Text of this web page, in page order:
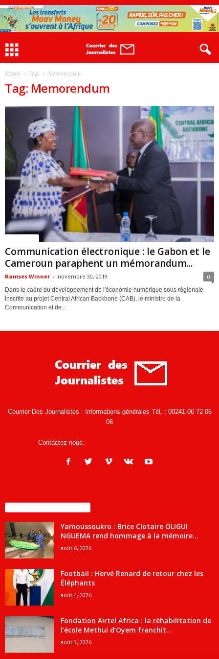
Accueil Tags Memorendum
Tag: Memorendum
Communication électronique : le Gabon et le
Cameroun paraphent un mémorandum...
Ramses Winner - novembre 30, 2019 0
Dans le cadre du développement de l'économie numérique sous régionale
inscrite au projet Central African Backbone (CAB), le ministre de la
Communication et de...
Courrier Des Journalistes : Informations générales Tél. : 00241 06 72 06
06
Contactez-nous:
Yamoussoukro : Brice Clotaire OLIGUI
NGUEMA rend hommage à la mémoire...
août 6, 2026
Football : Hervé Renard de retour chez les
Éléphants
août 4, 2026
Fondation Airtel Africa : la réhabilitation de
l’école Methui d’Oyem franchit...
août 3, 2026